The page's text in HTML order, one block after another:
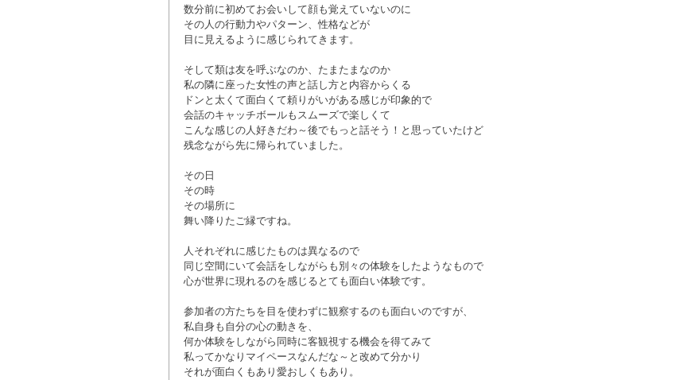
数分前に初めてお会いして顔も覚えていないのに
その人の行動力やパターン、性格などが
目に見えるように感じられてきます。
そして類は友を呼ぶなのか、たまたまなのか
私の隣に座った女性の声と話し方と内容からくる
ドンと太くて面白くて頼りがいがある感じが印象的で
会話のキャッチボールもスムーズで楽しくて
こんな感じの人好きだわ～後でもっと話そう！と思っていたけど
残念ながら先に帰られていました。
その日
その時
その場所に
舞い降りたご縁ですね。
人それぞれに感じたものは異なるので
同じ空間にいて会話をしながらも別々の体験をしたようなもので
心が世界に現れるのを感じるとても面白い体験です。
参加者の方たちを目を使わずに観察するのも面白いのですが、
私自身も自分の心の動きを、
何か体験をしながら同時に客観視する機会を得てみて
私ってかなりマイペースなんだな～と改めて分かり
それが面白くもあり愛おしくもあり。